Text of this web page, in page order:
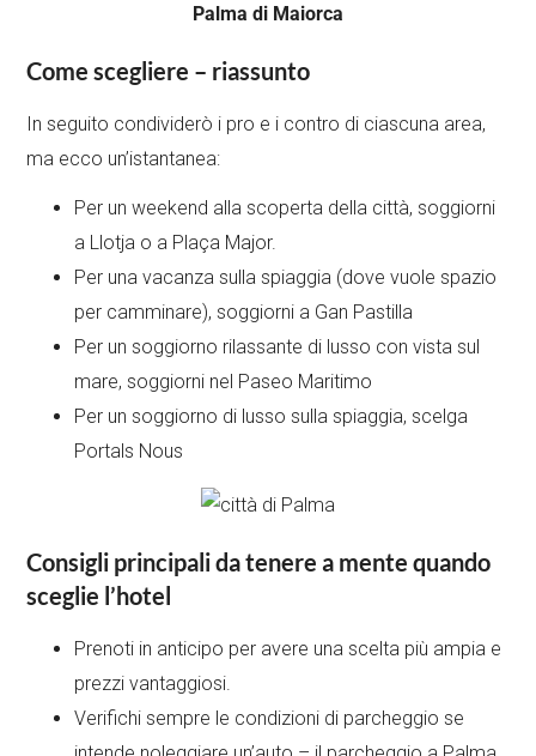
Palma di Maiorca
Come scegliere – riassunto
In seguito condividerò i pro e i contro di ciascuna area,
ma ecco un’istantanea:
Per un weekend alla scoperta della città, soggiorni
a Llotja o a Plaça Major.
Per una vacanza sulla spiaggia (dove vuole spazio
per camminare), soggiorni a Gan Pastilla
Per un soggiorno rilassante di lusso con vista sul
mare, soggiorni nel Paseo Maritimo
Per un soggiorno di lusso sulla spiaggia, scelga
Portals Nous
Consigli principali da tenere a mente quando
sceglie l’hotel
Prenoti in anticipo per avere una scelta più ampia e
prezzi vantaggiosi.
Verifichi sempre le condizioni di parcheggio se